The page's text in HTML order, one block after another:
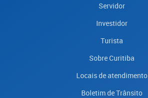
Servidor
Investidor
Turista
Sobre Curitiba
Locais de atendimento
Boletim de Trânsito